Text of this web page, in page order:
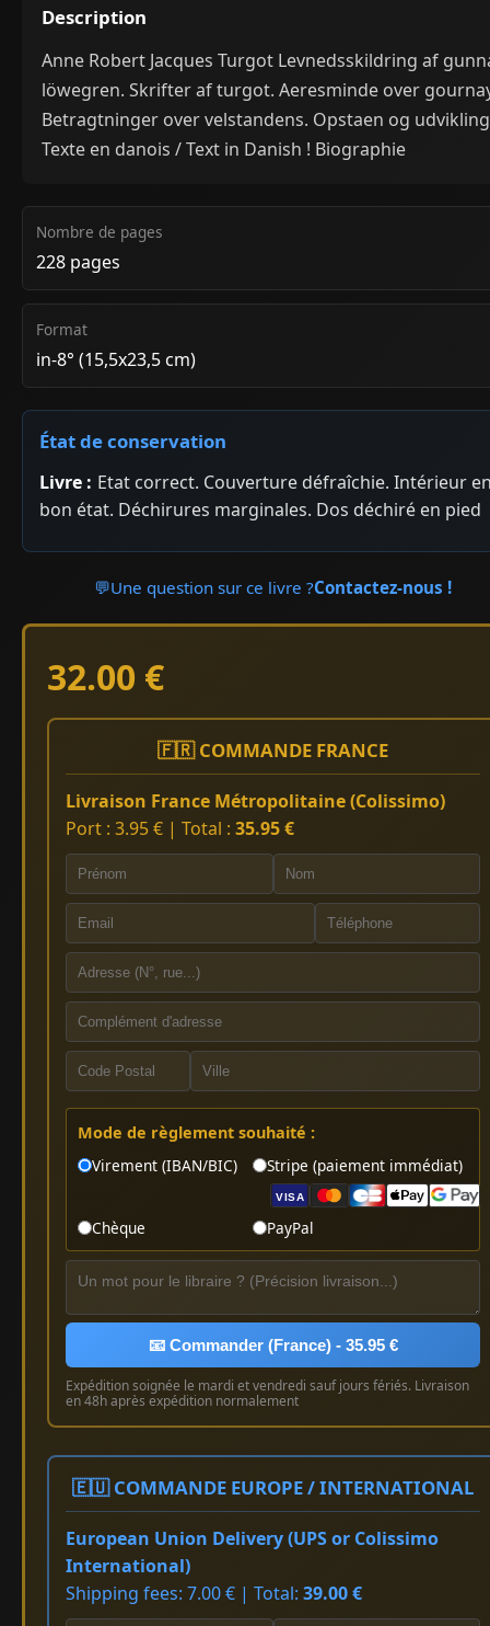
Description
Anne Robert Jacques Turgot Levnedsskildring af
löwegren. Skrifter af turgot. Aeresminde over
Betragtninger over velstandens. Opstaen og
Texte en danois / Text in Danish ! Biographie
Nombre de pages
228 pages
Format
in-8° (15,5x23,5 cm)
État de conservation
Livre : Etat correct. Couverture défraîchie. Intérieur
bon état. Déchirures marginales. Dos déchiré en pied
💬Une question sur ce livre ?Contactez-nous !
32.00 €
🇫🇷 COMMANDE FRANCE
Livraison France Métropolitaine (Colissimo)
Port : 3.95 € | Total : 35.95 €
Mode de règlement souhaité :
Virement (IBAN/BIC)
Stripe (paiement immédiat)
VISA
Chèque PayPal
📧 Commander (France) - 35.95 €
Expédition soignée le mardi et vendredi sauf jours fériés. Livraison
en 48h après expédition normalement
🇪🇺 COMMANDE EUROPE / INTERNATIONAL
European Union Delivery (UPS or Colissimo
International)
Shipping fees: 7.00 € | Total: 39.00 €